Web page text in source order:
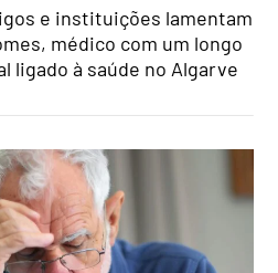
e instituições lamentam
médico com um longo
ligado à saúde no Algarve